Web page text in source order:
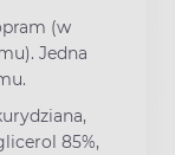
(w
Jedna
85%,